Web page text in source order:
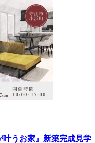
叶うお家』新築完成見学